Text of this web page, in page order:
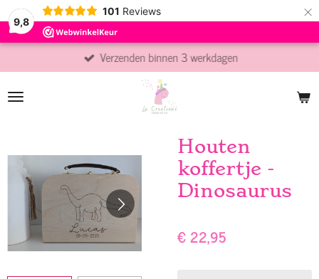
9,8
101 Reviews ×
Verzenden binnen 3 werkdagen
Houten
koffertje -
Dinosaurus
€ 22,95